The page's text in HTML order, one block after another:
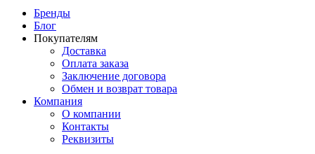
Бренды
Блог
Покупателям
Доставка
Оплата заказа
Заключение договора
Обмен и возврат товара
Компания
О компании
Контакты
Реквизиты